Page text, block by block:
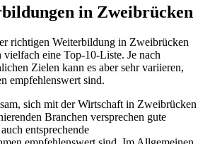
in Zweibrücken
richtigen Weiterbildung in Zweibrücken
vielfach eine Top-10-Liste. Je nach
Zielen kann es aber sehr variieren,
empfehlenswert sind.
sich mit der Wirtschaft in Zweibrücken
Branchen versprechen gute
entsprechende